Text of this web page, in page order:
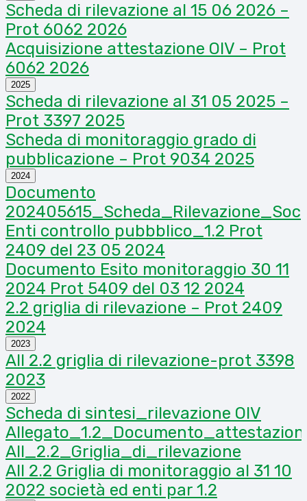
Scheda di rilevazione al 15 06 2026 –
Prot 6062 2026
Acquisizione attestazione OIV – Prot
6062 2026
2025
Scheda di rilevazione al 31 05 2025 –
Prot 3397 2025
Scheda di monitoraggio grado di
pubblicazione – Prot 9034 2025
2024
Documento
202405615_Scheda_Rilevazione_Soc
Enti controllo pubbblico_1.2 Prot
2409 del 23 05 2024
Documento Esito monitoraggio 30 11
2024 Prot 5409 del 03 12 2024
2.2 griglia di rilevazione – Prot 2409
2024
2023
All 2.2 griglia di rilevazione-prot 3398
2023
2022
Scheda di sintesi_rilevazione OIV
All_2.2_Griglia_di_rilevazione
All 2.2 Griglia di monitoraggio al 31 10
2022 società ed enti par 1.2